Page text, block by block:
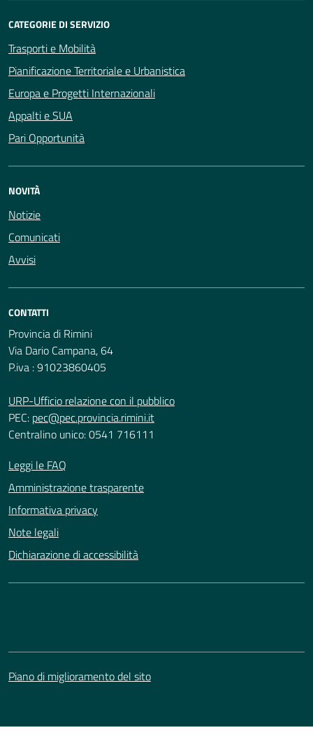
CATEGORIE DI SERVIZIO
Trasporti e Mobilità
Pianificazione Territoriale e Urbanistica
Europa e Progetti Internazionali
Appalti e SUA
Pari Opportunità
NOVITÀ
Notizie
Comunicati
Avvisi
CONTATTI
Provincia di Rimini
Via Dario Campana, 64
P.iva : 91023860405
URP-Ufficio relazione con il pubblico
PEC: pec@pec.provincia.rimini.it
Centralino unico: 0541 716111
Leggi le FAQ
Amministrazione trasparente
Informativa privacy
Note legali
Dichiarazione di accessibilità
Piano di miglioramento del sito